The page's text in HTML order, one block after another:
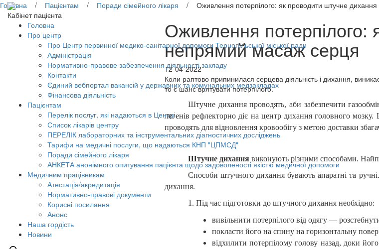
Кабінет пацієнта
Головна
Про центр
Про Центр первинної медико-санітарної допомоги Тернопільської міської ради
Адміністрація
Нормативно-правове забезпечення діяльності закладу
Контакти
Єдиний вебпортал вакансій у державних та комунальних медзакладах
Фінансова діяльність
Пацієнтам
Перелік послуг, які надаються в Центрі
Список лікарів центру
ПЕРЕЛІК лабораторних та інструментальних діагностичних досліджень
Тарифи на медичні послуги, що надаються КНП "ЦПМСД"
Поради сімейного лікаря
АНКЕТА анонімного опитування пацієнта щодо задоволеності якістю медичної допомоги
Медичним працівникам
Атестація/акредитація
Нормативно-правові документи
Корисні посилання
Анонс
Наша гордість
Новини
Головна / Пацієнтам / Поради сімейного лікаря / Оживлення потерпілого: як проводити штучне дихання
Оживлення потерпілого:
непрямий масаж серця
12-04-2022
Коли раптово припинилася серцева діяльність і дихання,
то є шанс врятувати потерпілого.
Штучне дихання проводять, аби забезпечити
легенів рефлекторно діє на центр дихання головного
проводять для відновлення кровообігу з метою доставки
Штучне дихання виконують різними способами.
Способи штучного дихання бувають апаратні та
дихання.
1. Під час підготовки до штучного дихання необхідно:
вивільнити потерпілого від одягу —
покласти його на спину на горизонтальну
відхилити потерпілому голову назад, доки